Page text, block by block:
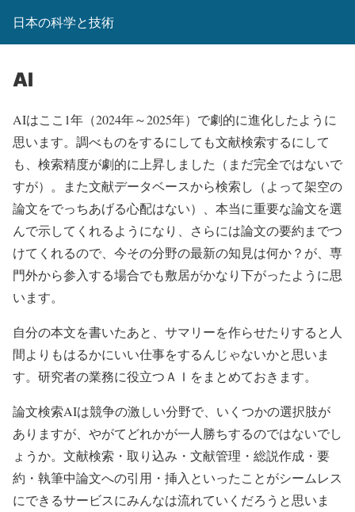
日本の科学と技術
AI
AIはここ1年（2024年～2025年）で劇的に進化したように
思います。調べものをするにしても文献検索するにして
も、検索精度が劇的に上昇しました（まだ完全ではないで
すが）。また文献データベースから検索し（よって架空の
論文をでっちあげる心配はない）、本当に重要な論文を選
んで示してくれるようになり、さらには論文の要約までつ
けてくれるので、今その分野の最新の知見は何か？が、専
門外から参入する場合でも敷居がかなり下がったように思
います。
自分の本文を書いたあと、サマリーを作らせたりすると人
間よりもはるかにいい仕事をするんじゃないかと思いま
す。研究者の業務に役立つＡＩをまとめておきます。
論文検索AIは競争の激しい分野で、いくつかの選択肢が
ありますが、やがてどれかが一人勝ちするのではないでし
ょうか。文献検索・取り込み・文献管理・総説作成・要
約・執筆中論文への引用・挿入といったことがシームレス
にできるサービスにみんなは流れていくだろうと思いま